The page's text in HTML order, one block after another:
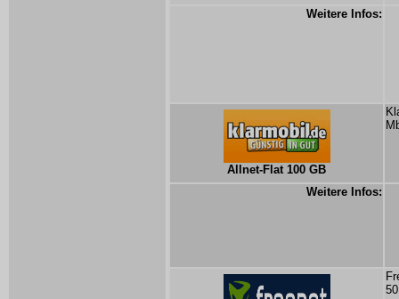
Weitere Infos:
Allnet-Flat 100 GB
Weitere Infos: